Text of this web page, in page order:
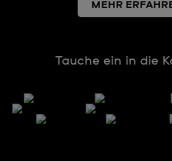
MEHR
Tauche ein in die